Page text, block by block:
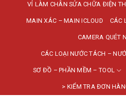
VỈ LÀM CHÂN SỬA CHỮA ĐIỆN
MAIN XÁC – MAIN ICLOUD CÁC
CAMERA QUÉT
CÁC LOẠI NƯỚC TÁCH –
SƠ ĐỒ – PHẦN MỀM – TOOL
> KIỂM TRA ĐƠN